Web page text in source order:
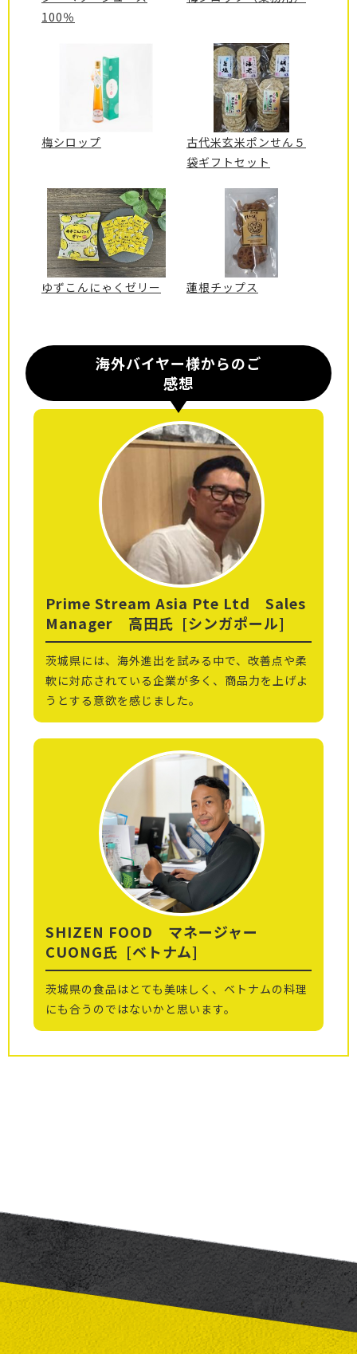
100％
梅シロップ
古代米玄米ポンせん５
袋ギフトセット
ゆずこんにゃくゼリー 蓮根チップス
海外バイヤー様からのご
感想
Prime Stream Asia Pte Ltd Sales
Manager 高田氏 [シンガポール]
茨城県には、海外進出を試みる中で、改善点や柔
軟に対応されている企業が多く、商品力を上げよ
うとする意欲を感じました。
SHIZEN FOOD マネージャー
CUONG氏 [ベトナム]
茨城県の食品はとても美味しく、ベトナムの料理
にも合うのではないかと思います。